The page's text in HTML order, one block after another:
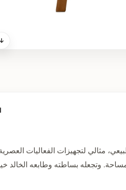
لتجهيزات الفعاليات العصرية
وتجعله بساطته وطابعه الخالد